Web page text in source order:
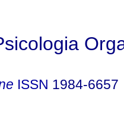
ISSN 1984-6657